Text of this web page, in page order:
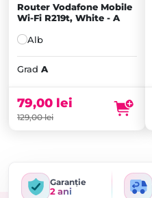
Router Vodafone Mobile
Wi-Fi R219t, White - A
Alb
Grad A
129,00lei
Prețul
inițial
fost:
129,00 lei.
79,00 lei
Prețul
este:
79,00 lei.
Garanție
2 ani